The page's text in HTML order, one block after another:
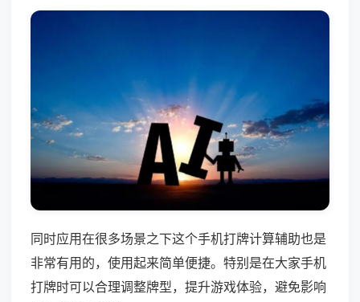
同时应用在很多场景之下这个手机打牌计算辅助也是
非常有用的，使用起来简单便捷。特别是在大家手机
打牌时可以合理调整牌型，提升游戏体验，避免影响